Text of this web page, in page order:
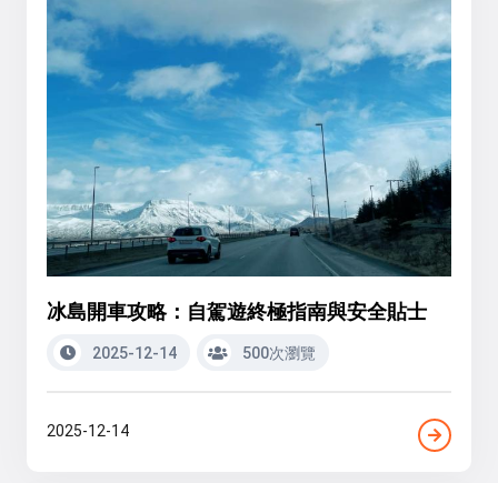
冰島開車攻略：自駕遊終極指南與安全貼士
2025-12-14 500次瀏覽
2025-12-14